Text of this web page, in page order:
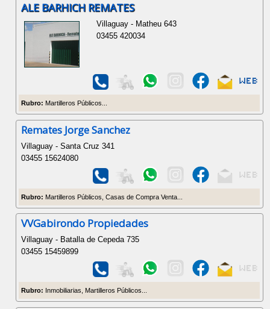
ALE BARHICH REMATES
Villaguay - Matheu 643
03455 420034
Rubro: Martilleros Públicos...
Remates Jorge Sanchez
Villaguay - Santa Cruz 341
03455 15624080
Rubro: Martilleros Públicos, Casas de Compra Venta...
VVGabirondo Propiedades
Villaguay - Batalla de Cepeda 735
03455 15459899
Rubro: Inmobiliarias, Martilleros Públicos...